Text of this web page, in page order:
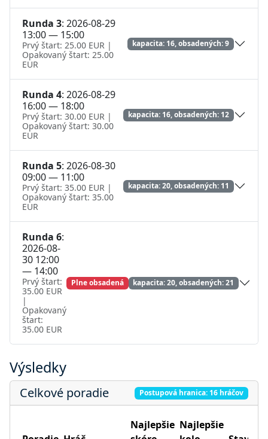
Runda 3: 2026-08-29
13:00 — 15:00
Prvý štart: 25.00 EUR |
Opakovaný štart: 25.00
EUR
kapacita: 16, obsadených: 9
Runda 4: 2026-08-29
16:00 — 18:00
Prvý štart: 30.00 EUR |
Opakovaný štart: 30.00
EUR
kapacita: 16, obsadených: 12
Runda 5: 2026-08-30
09:00 — 11:00
Prvý štart: 35.00 EUR |
Opakovaný štart: 35.00
EUR
kapacita: 20, obsadených: 11
Runda 6:
2026-08-
30 12:00
— 14:00
Prvý štart:
35.00 EUR
|
Opakovaný
štart:
35.00 EUR
Plne obsadená kapacita: 20, obsadených: 21
Výsledky
Celkové poradie Postupová hranica: 16 hráčov
Najlepšie Najlepšie